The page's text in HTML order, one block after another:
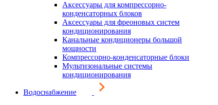
Аксессуары для компрессорно-
конденсаторных блоков
Аксессуары для фреоновых систем
кондиционирования
Канальные кондиционеры большой
мощности
Компрессорно-конденсаторные блоки
Мультизональные системы
кондиционирования
Водоснабжение